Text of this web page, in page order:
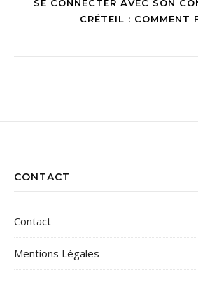
SE CONNECTER AVEC SON
CRÉTEIL : COMMENT
CONTACT
Contact
Mentions Légales